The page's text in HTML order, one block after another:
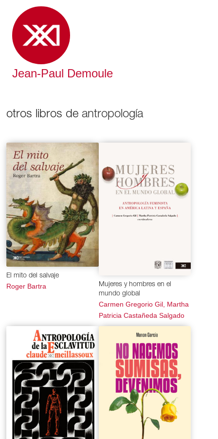
Jean-Paul Demoule
otros libros deantropología
El mito del salvaje
Roger Bartra
Mujeres y hombres en el
mundo global
Carmen Gregorio Gil, Martha
Patricia Castañeda Salgado